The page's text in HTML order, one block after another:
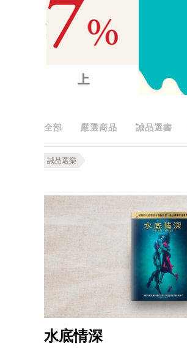
全部 嚴選商品 誠品選書
誠品選樂
水底情深